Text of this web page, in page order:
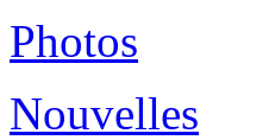
Photos
Nouvelles